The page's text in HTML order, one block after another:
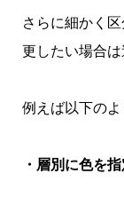
さらに細かく
更したい場合は
例えば以下のよ
・層別に色を